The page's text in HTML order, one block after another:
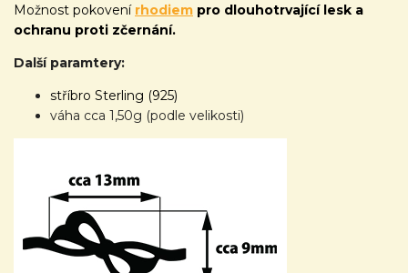
Možnost pokovení rhodiem pro dlouhotrvající lesk a
ochranu proti zčernání.
Další paramtery:
stříbro Sterling (925)
váha cca 1,50g (podle velikosti)